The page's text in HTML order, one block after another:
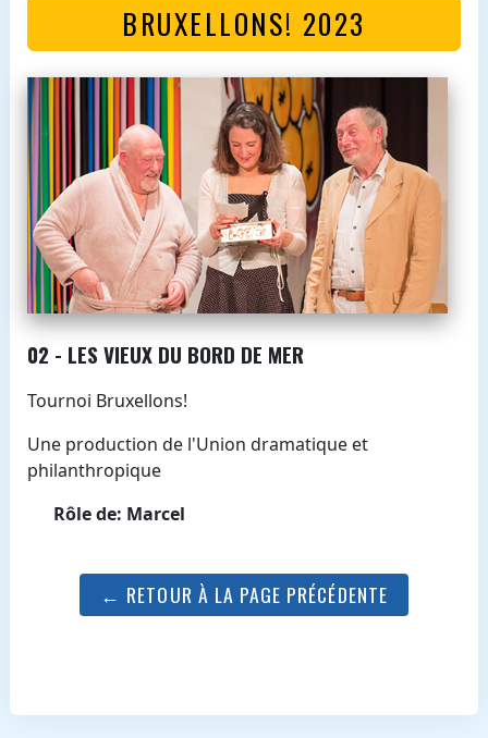
BRUXELLONS! 2023
02 - LES VIEUX DU BORD DE MER
Tournoi Bruxellons!
Une production de l'Union dramatique et
philanthropique
Rôle de: Marcel
← RETOUR À LA PAGE PRÉCÉDENTE